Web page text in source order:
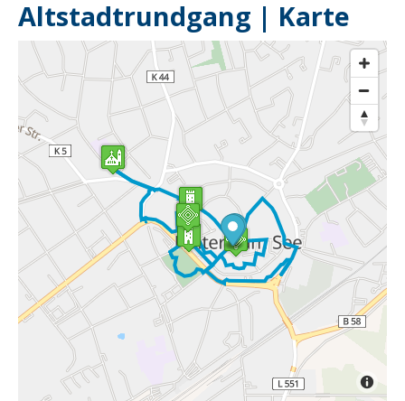
Altstadtrundgang | Karte